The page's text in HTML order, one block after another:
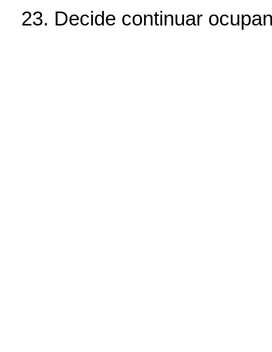
23. Decide continuar